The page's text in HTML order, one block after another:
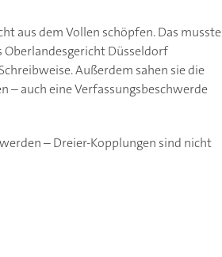
aus dem Vollen schöpfen. Das musste
Düsseldorf
Außerdem sahen sie die
auch eine Verfassungsbeschwerde
– Dreier-Kopplungen sind nicht